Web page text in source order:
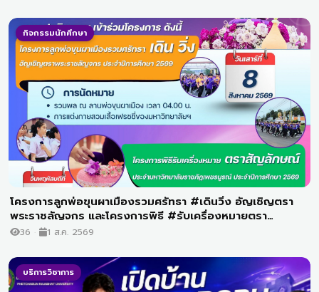
กิจกรรมนักศึกษา
โครงการลูกพ่อขุนผาเมืองรวมศรัทธา #เดินวิ่ง อัญเชิญตรา
พระราชลัญจกร และโครงการพิธี #รับเครื่องหมายตรา
สัญลักษณ์ ประจำมหาวิทยาลัยฯ ประจำปีการศึกษา 2569
36 1 ส.ค. 2569
บริการวิชาการ